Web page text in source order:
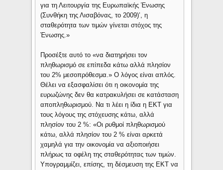
για τη Λειτουργία της Ευρωπαϊκής Ένωσης
(Συνθήκη της Λισαβόνας, το 2009)’, η
σταθερότητα των τιμών γίνεται στόχος της
Ένωσης.»
Προσέξτε αυτό το «να διατηρήσει τον
πληθωρισμό σε επίπεδα κάτω αλλά πλησίον
του 2% μεσοπρόθεσμα.» Ο λόγος είναι απλός.
Θέλει να εξασφαλίσει ότι η οικονομία της
ευρωζώνης δεν θα κατρακυλήσει σε κατάσταση
αποπληθωρισμού. Να τι λέει η ίδια η ΕΚΤ για
τους λόγους της στόχευσης κάτω, αλλά
πλησίον του 2 %: «Οι ρυθμοί πληθωρισμού
κάτω, αλλά πλησίον του 2 % είναι αρκετά
χαμηλά για την οικονομία να αξιοποιήσει
πλήρως τα οφέλη της σταθερότητας των τιμών.
Υπογραμμίζει, επίσης, τη δέσμευση της ΕΚΤ να